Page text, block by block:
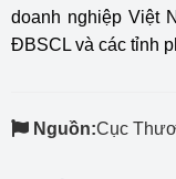
doanh nghiệp Việt
ĐBSCL và các tỉnh
Nguồn:Cục